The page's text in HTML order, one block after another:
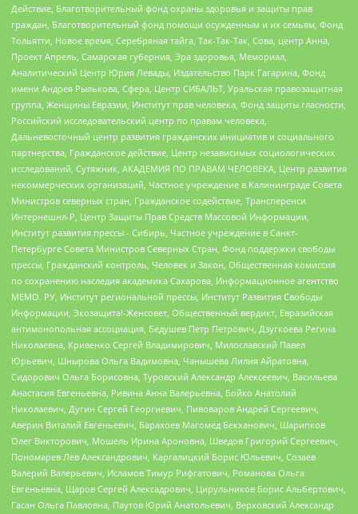
Действие, Благотворительный фонд охраны здоровья и защиты прав
граждан, Благотворительный фонд помощи осужденным и их семьям, Фонд
Тольятти, Новое время, Серебряная тайга, Так-Так-Так, Сова, центр Анна,
Проект Апрель, Самарская губерния, Эра здоровья, Мемориал,
Аналитический Центр Юрия Левады, Издательство Парк Гагарина, Фонд
имени Андрея Рылькова, Сфера, Центр СИБАЛЬТ, Уральская правозащитная
группа, Женщины Евразии, Институт прав человека, Фонд защиты гласности,
Российский исследовательский центр по правам человека,
Дальневосточный центр развития гражданских инициатив и социального
партнерства, Гражданское действие, Центр независимых социологических
исследований, Сутяжник, АКАДЕМИЯ ПО ПРАВАМ ЧЕЛОВЕКА, Центр развития
некоммерческих организаций, Частное учреждение в Калининграде Совета
Министров северных стран, Гражданское содействие, Трансперенси
Интернешнл-Р, Центр Защиты Прав Средств Массовой Информации,
Институт развития прессы - Сибирь, Частное учреждение в Санкт-
Петербурге Совета Министров Северных Стран, Фонд поддержки свободы
прессы, Гражданский контроль, Человек и Закон, Общественная комиссия
по сохранению наследия академика Сахарова, Информационное агентство
МЕМО. РУ, Институт региональной прессы, Институт Развития Свободы
Информации, Экозащита!-Женсовет, Общественный вердикт, Евразийская
антимонопольная ассоциация, Бедушев Петр Петрович, Дзугкоева Регина
Николаевна, Кривенко Сергей Владимирович, Милославский Павел
Юрьевич, Шнырова Ольга Вадимовна, Чанышева Лилия Айратовна,
Сидорович Ольга Борисовна, Туровский Александр Алексеевич, Васильева
Анастасия Евгеньевна, Ривина Анна Валерьевна, Бойко Анатолий
Николаевич, Дугин Сергей Георгиевич, Пивоваров Андрей Сергеевич,
Аверин Виталий Евгеньевич, Барахоев Магомед Бекханович, Шарипков
Олег Викторович, Мошель Ирина Ароновна, Шведов Григорий Сергеевич,
Пономарев Лев Александрович, Каргалицкий Борис Юльевич, Созаев
Валерий Валерьевич, Исламов Тимур Рифгатович, Романова Ольга
Евгеньевна, Щаров Сергей Алексадрович, Цирульников Борис Альбертович,
Гасан Ольга Павловна, Паутов Юрий Анатольевич, Верховский Александр